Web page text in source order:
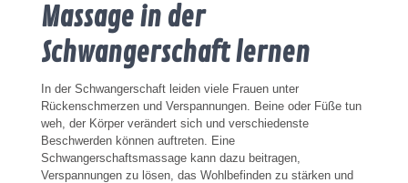
Massage in der
Schwangerschaft lernen
In der Schwangerschaft leiden viele Frauen unter
Rückenschmerzen und Verspannungen. Beine oder Füße tun
weh, der Körper verändert sich und verschiedenste
Beschwerden können auftreten. Eine
Schwangerschaftsmassage kann dazu beitragen,
Verspannungen zu lösen, das Wohlbefinden zu stärken und